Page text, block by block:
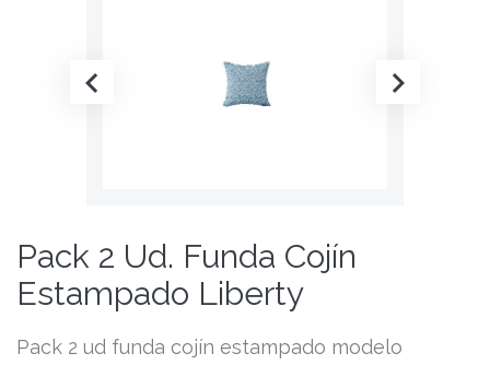
Pack 2 Ud. Funda Cojín
Estampado Liberty
Pack 2 ud funda cojín estampado modelo